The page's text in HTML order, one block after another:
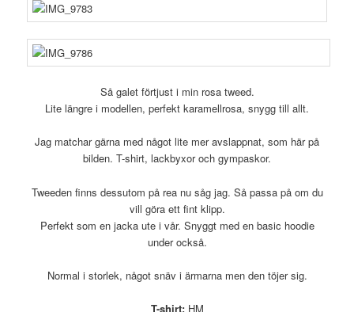
Så galet förtjust i min rosa tweed.
Lite längre i modellen, perfekt karamellrosa, snygg till allt.
Jag matchar gärna med något lite mer avslappnat, som här på
bilden. T-shirt, lackbyxor och gympaskor.
Tweeden finns dessutom på rea nu såg jag. Så passa på om du
vill göra ett fint klipp.
Perfekt som en jacka ute i vår. Snyggt med en basic hoodie
under också.
Normal i storlek, något snäv i ärmarna men den töjer sig.
T-shirt:HM